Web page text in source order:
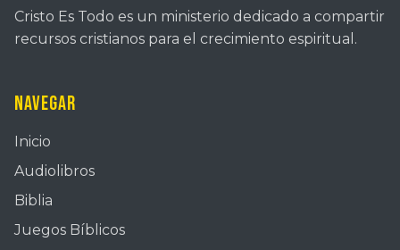
Cristo Es Todo es un ministerio dedicado a compartir
recursos cristianos para el crecimiento espiritual.
Navegar
Inicio
Audiolibros
Biblia
Juegos Bíblicos